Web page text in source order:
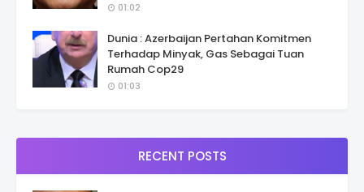
01:02
Dunia : Azerbaijan Pertahan Komitmen
Terhadap Minyak, Gas Sebagai Tuan
Rumah Cop29
01:03
RECENT POSTS